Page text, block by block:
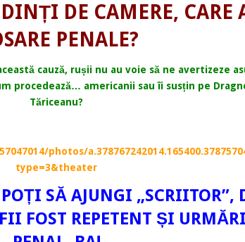
DE CAMERE, CARE
PENALE?
cauză, rușii nu au voie să ne avertizeze
procedează… americanii sau îi susțin pe
Tăriceanu?
photos/
type=3&theater
SĂ AJUNGI „SCRIITOR”,
FOST REPETENT ȘI